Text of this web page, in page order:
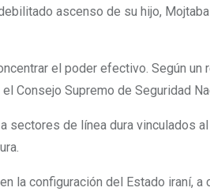
ascenso de su hijo,
el poder efectivo. Según
Supremo de Seguridad
de línea dura vinculados
configuración del Estado iraní, a